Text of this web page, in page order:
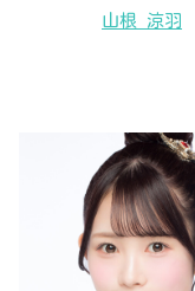
山根 涼羽